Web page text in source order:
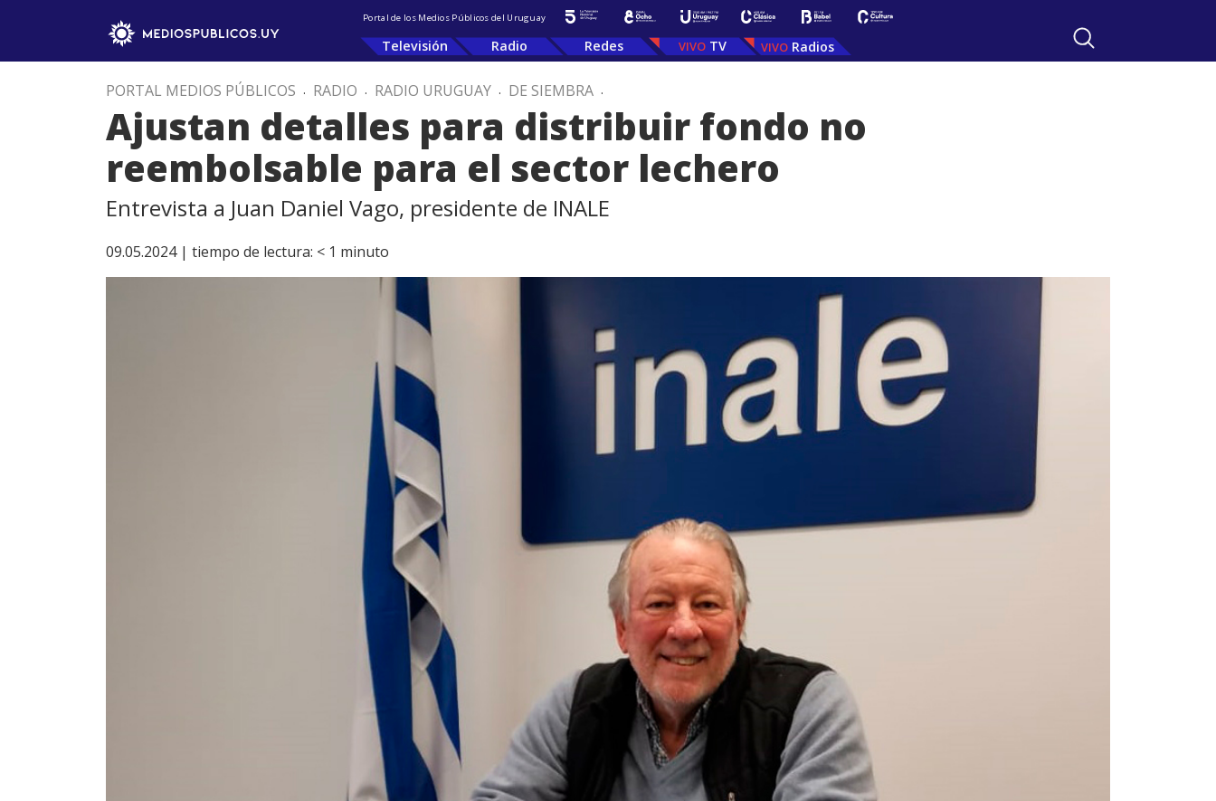
Portal de los Medios Públicos del Uruguay
Televisión Radio Redes TV Radios
PORTAL MEDIOS PÚBLICOS . RADIO . RADIO URUGUAY . DE SIEMBRA .
Ajustan detalles para distribuir fondo no
reembolsable para el sector lechero
Entrevista a Juan Daniel Vago, presidente de INALE
09.05.2024 | tiempo de lectura: < 1 minuto